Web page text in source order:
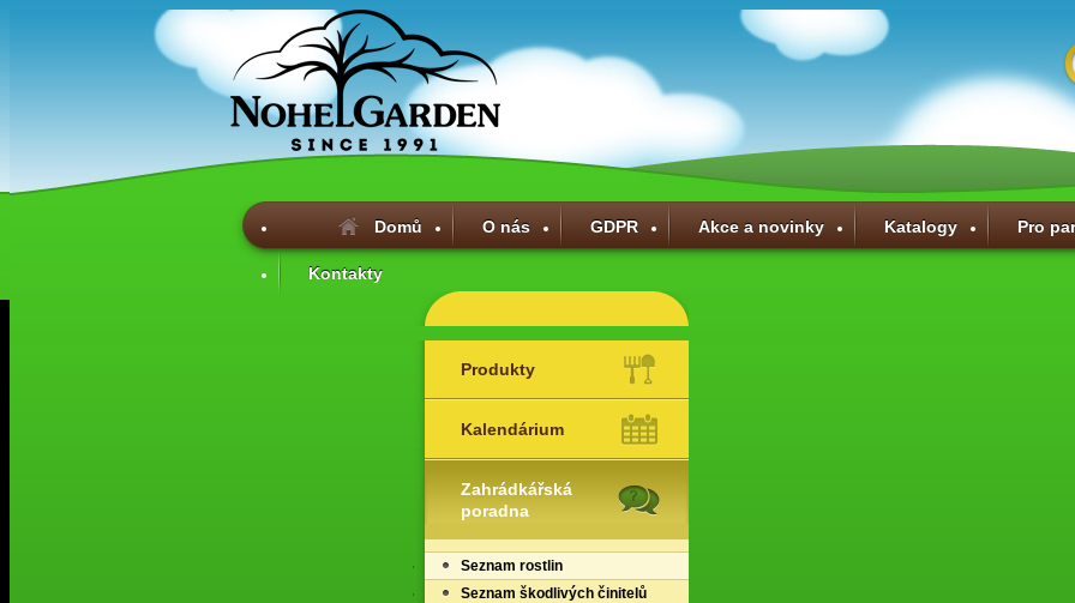
Domů O nás GDPR Akce a novinky Katalogy Pro
Kontakty
Produkty
Kalendárium
Zahrádkářská
poradna
Seznam rostlin
Seznam škodlivých činitelů